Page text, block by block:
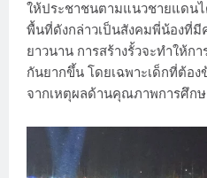
ให้ประชาชนตามแนวชายแดนไ
พื้นที่ดังกล่าวเป็นสังคมพี่น้องที่
ยาวนาน การสร้างรั้วจะทำให้ก
กันยากขึ้น โดยเฉพาะเด็กที่ต้อง
จากเหตุผลด้านคุณภาพการศึกษ